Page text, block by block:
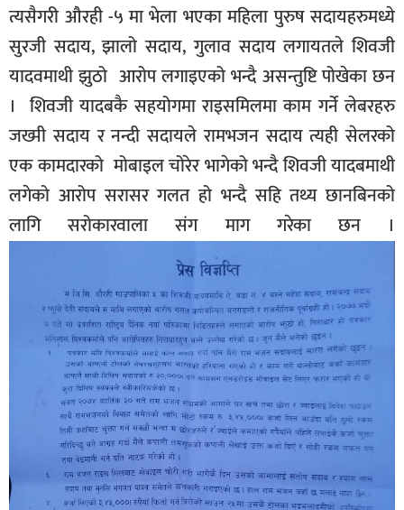
त्यसैगरी औरही -५ मा भेला भएका महिला पुरुष सदायहरुमध्ये
सुरजी सदाय, झालो सदाय, गुलाव सदाय लगायतले शिवजी
यादवमाथी झुठो आरोप लगाइएको भन्दै असन्तुष्टि पोखेका छन
। शिवजी यादबकै सहयोगमा राइसमिलमा काम गर्ने लेबरहरु
जख्मी सदाय र नन्दी सदायले रामभजन सदाय त्यही सेलरको
एक कामदारको मोबाइल चोरेर भागेको भन्दै शिवजी यादबमाथी
लगेको आरोप सरासर गलत हो भन्दै सहि तथ्य छानबिनको
लागि सरोकारवाला संग माग गरेका छन ।